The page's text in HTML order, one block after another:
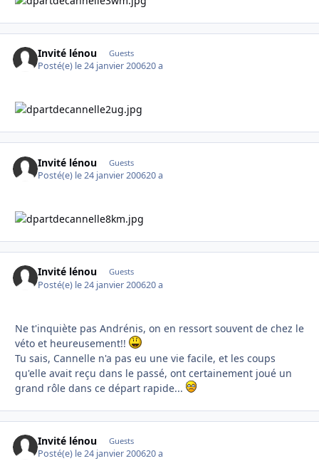
Invité lénou Guests
Posté(e) le 24 janvier 200620 a
Invité lénou Guests
Posté(e) le 24 janvier 200620 a
Invité lénou Guests
Posté(e) le 24 janvier 200620 a
Ne t'inquiète pas Andrénis, on en ressort souvent de chez le
véto et heureusement!!
Tu sais, Cannelle n'a pas eu une vie facile, et les coups
qu'elle avait reçu dans le passé, ont certainement joué un
grand rôle dans ce départ rapide...
Invité lénou Guests
Posté(e) le 24 janvier 200620 a